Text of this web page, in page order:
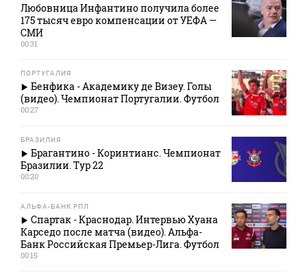
Любовница Инфантино получила более
175 тысяч евро компенсации от УЕФА —
СМИ
00:31
ПОРТУГАЛИЯ
Бенфика - Академику де Визеу. Голы
(видео). Чемпионат Португалии. Футбол
00:27
БРАЗИЛИЯ
Брагантино - Коринтианс. Чемпионат
Бразилии. Тур 22
00:20
АЛЬФА-БАНК РПЛ
Спартак - Краснодар. Интервью Хуана
Карседо после матча (видео). Альфа-
Банк Российская Премьер-Лига. Футбол
00:15